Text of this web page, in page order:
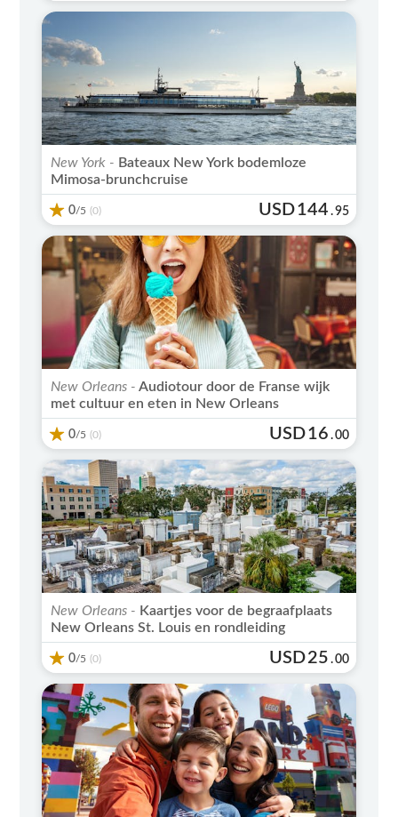
New York - Bateaux New York bodemloze
Mimosa-brunchcruise
0/5 (0) USD144 .95
New Orleans - Audiotour door de Franse wijk
met cultuur en eten in New Orleans
0/5 (0) USD16 .00
New Orleans - Kaartjes voor de begraafplaats
New Orleans St. Louis en rondleiding
0/5 (0) USD25 .00